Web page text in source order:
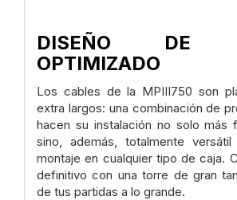
DISEÑO DE
OPTIMIZADO
Los cables de la MPIII750 son
extra largos: una combinación de
hacen su instalación no solo más
sino, además, totalmente versátil
montaje en cualquier tipo de caja.
definitivo con una torre de gran
de tus partidas a lo grande.